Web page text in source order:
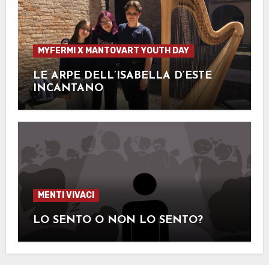
MYFERMI X MANTOVART YOUTH DAY
LE ARPE DELL’ISABELLA D’ESTE
INCANTANO
MENTI VIVACI
LO SENTO O NON LO SENTO?